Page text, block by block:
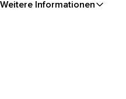
Weitere Informationen